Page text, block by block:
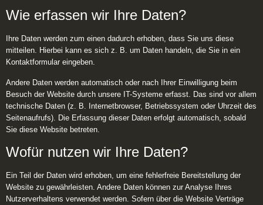
Wie erfassen wir Ihre Daten?
Ihre Daten werden zum einen dadurch erhoben, dass Sie uns diese
mitteilen. Hierbei kann es sich z. B. um Daten handeln, die Sie in ein
Kontaktformular eingeben.
Andere Daten werden automatisch oder nach Ihrer Einwilligung beim
Besuch der Website durch unsere IT-Systeme erfasst. Das sind vor allem
technische Daten (z. B. Internetbrowser, Betriebssystem oder Uhrzeit des
Seitenaufrufs). Die Erfassung dieser Daten erfolgt automatisch, sobald
Sie diese Website betreten.
Wofür nutzen wir Ihre Daten?
Ein Teil der Daten wird erhoben, um eine fehlerfreie Bereitstellung der
Website zu gewährleisten. Andere Daten können zur Analyse Ihres
Nutzerverhaltens verwendet werden. Sofern über die Website Verträge